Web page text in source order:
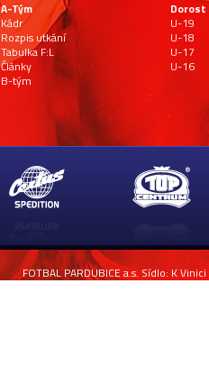
A-Tým
Kádr
Rozpis utkání
Tabulka F:L
Články
B-tým
Dorost
U-19
U-18
U-17
U-16
FOTBAL PARDUBICE a.s. Sídlo: K